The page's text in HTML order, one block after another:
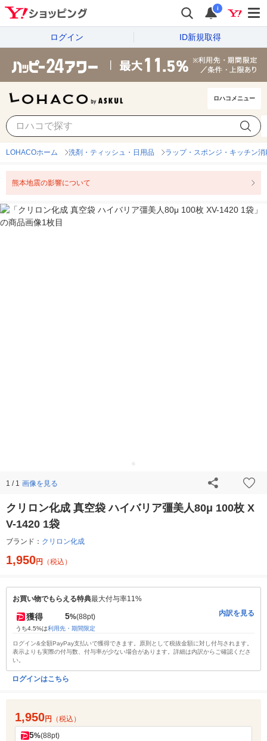
i
ログイン ID新規取得
ロハコメニュー
LOHACOホーム 洗剤・ティッシュ・日用品 ラップ・スポンジ・キッチン消
熊本地震の影響について
1 / 1 画像を見る
クリロン化成 真空袋 ハイバリア彊美人80μ 100枚 X
V-1420 1袋
ブランド： クリロン化成
1,950円 （税込）
お買い物でもらえる特典最大付与率11%
獲得 5%(88pt)
うち4.5%は利用先・期間限定
内訳を見る
ログイン&全額PayPay支払いで獲得できます。原則として税抜金額に対し付与されます。
表示よりも実際の付与数、付与率が少ない場合があります。詳細は内訳からご確認くださ
い。
ログインはこちら
1,950円 （税込）
5%(88pt)